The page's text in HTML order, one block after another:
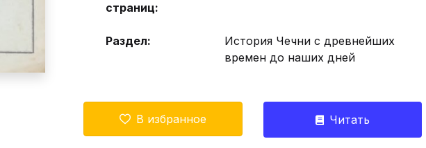
страниц:
Раздел:
История Чечни с древнейших
времен до наших дней
В избранное Читать